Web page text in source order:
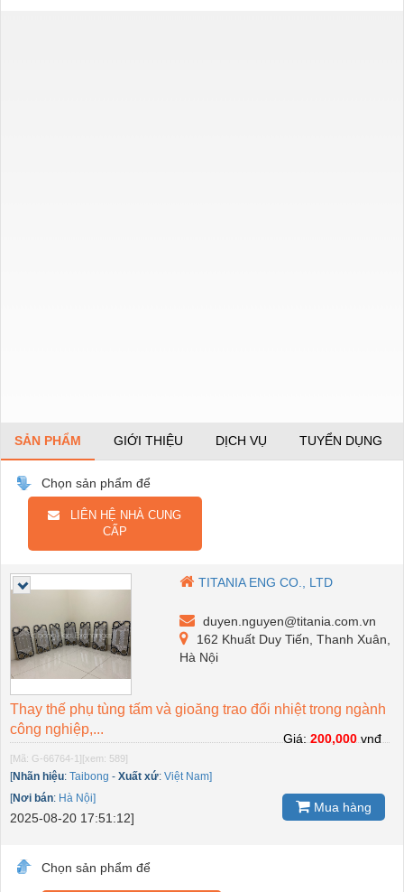
SẢN PHẨM GIỚI THIỆU DỊCH VỤ TUYỂN DỤNG
Chọn sản phẩm để
LIÊN HỆ NHÀ CUNG
CẤP
TITANIA ENG CO., LTD
duyen.nguyen@titania.com.vn
162 Khuất Duy Tiến, Thanh Xuân,
Hà Nội
Thay thế phụ tùng tấm và gioăng trao đổi nhiệt trong ngành
công nghiệp,...
[Mã: G-66764-1][xem: 589]
[Nhãn hiệu: Taibong - Xuất xứ: Việt Nam]
[Nơi bán: Hà Nội]
2025-08-20 17:51:12]
Giá:200,000vnđ
Mua hàng
Chọn sản phẩm để